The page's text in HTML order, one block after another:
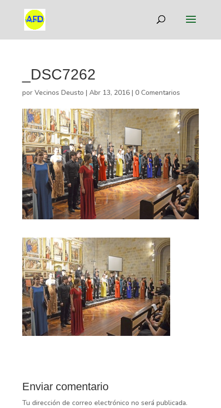
_DSC7262
por Vecinos Deusto | Abr 13, 2016| 0 Comentarios
Enviar comentario
Tu dirección de correo electrónico no será publicada.